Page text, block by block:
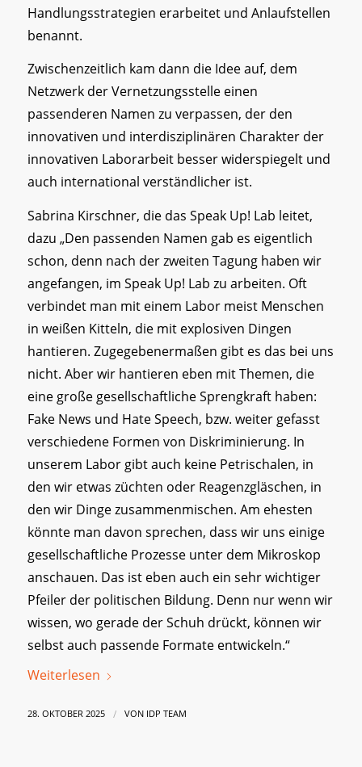
Handlungsstrategien erarbeitet und Anlaufstellen
benannt.
Zwischenzeitlich kam dann die Idee auf, dem
Netzwerk der Vernetzungsstelle einen
passenderen Namen zu verpassen, der den
innovativen und interdisziplinären Charakter der
innovativen Laborarbeit besser widerspiegelt und
auch international verständlicher ist.
Sabrina Kirschner, die das Speak Up! Lab leitet,
dazu „Den passenden Namen gab es eigentlich
schon, denn nach der zweiten Tagung haben wir
angefangen, im Speak Up! Lab zu arbeiten. Oft
verbindet man mit einem Labor meist Menschen
in weißen Kitteln, die mit explosiven Dingen
hantieren. Zugegebenermaßen gibt es das bei uns
nicht. Aber wir hantieren eben mit Themen, die
eine große gesellschaftliche Sprengkraft haben:
Fake News und Hate Speech, bzw. weiter gefasst
verschiedene Formen von Diskriminierung. In
unserem Labor gibt auch keine Petrischalen, in
den wir etwas züchten oder Reagenzgläschen, in
den wir Dinge zusammenmischen. Am ehesten
könnte man davon sprechen, dass wir uns einige
gesellschaftliche Prozesse unter dem Mikroskop
anschauen. Das ist eben auch ein sehr wichtiger
Pfeiler der politischen Bildung. Denn nur wenn wir
wissen, wo gerade der Schuh drückt, können wir
selbst auch passende Formate entwickeln.“
Weiterlesen
28. OKTOBER 2025 / VON IDP TEAM